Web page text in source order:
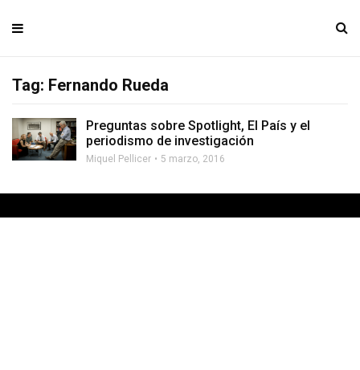
Tag: Fernando Rueda
Preguntas sobre Spotlight, El País y el
periodismo de investigación
Miquel Pellicer 5 marzo, 2016